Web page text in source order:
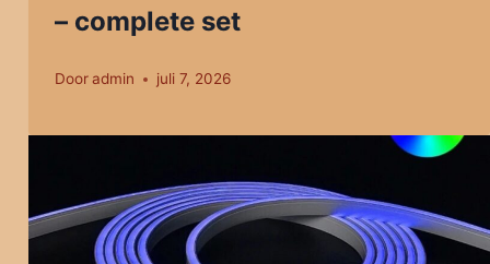
– complete set
Door admin juli 7, 2026